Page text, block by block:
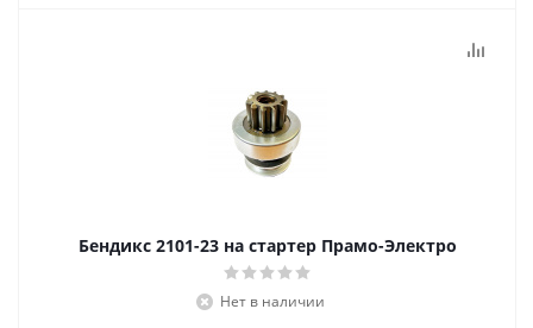
Бендикс 2101-23 на стартер Прамо-Электро
Нет в наличии